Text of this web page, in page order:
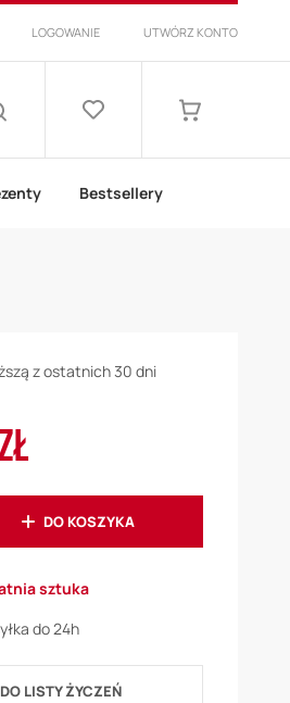
LOGOWANIE UTWÓRZ KONTO
Lista
Bestsellery
z ostatnich 30 dni
DO KOSZYKA
sztuka
do 24h
LISTY ŻYCZEŃ